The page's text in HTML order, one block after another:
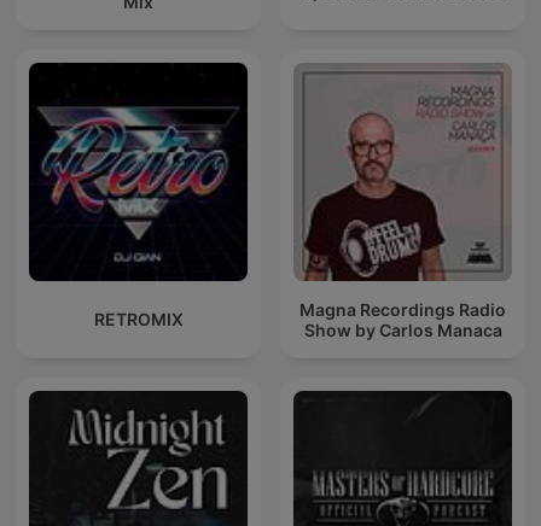
RETROMIX
Magna Recordings Radio
Show by Carlos Manaca